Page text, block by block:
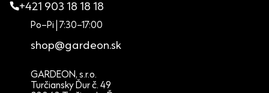
+421 903 18 18 18
Po–Pi | 7:30–17:00
shop@gardeon.sk
GARDEON, s.r.o.
Turčiansky Ďur č. 49